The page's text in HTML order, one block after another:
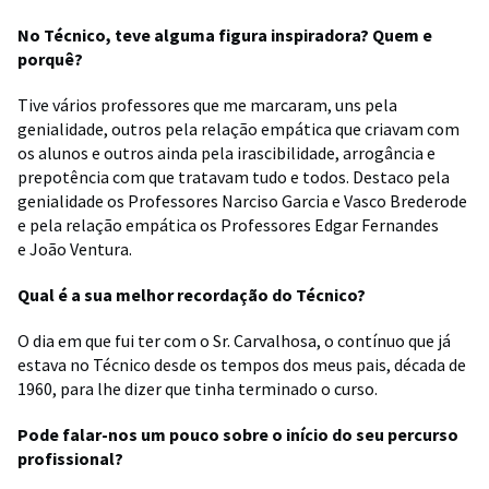
No Técnico, teve alguma figura inspiradora? Quem e
porquê?
Tive vários professores que me marcaram, uns pela
genialidade, outros pela relação empática que criavam com
os alunos e outros ainda pela irascibilidade, arrogância e
prepotência com que tratavam tudo e todos. Destaco pela
genialidade os Professores Narciso Garcia e Vasco Brederode
e pela relação empática os Professores Edgar Fernandes
e João Ventura.
Qual é a sua melhor recordação do Técnico?
O dia em que fui ter com o Sr. Carvalhosa, o contínuo que já
estava no Técnico desde os tempos dos meus pais, década de
1960, para lhe dizer que tinha terminado o curso.
Pode falar-nos um pouco sobre o início do seu percurso
profissional?